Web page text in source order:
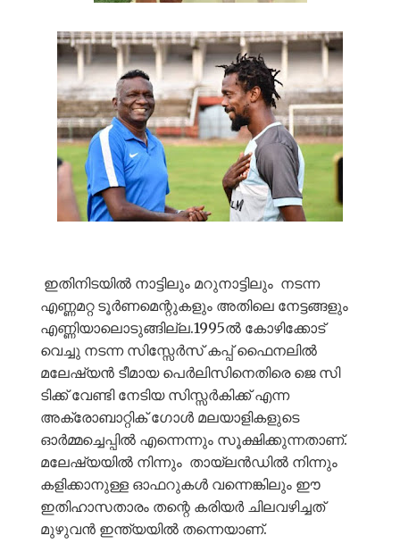
ഇതിനിടയിൽ നാട്ടിലും മറുനാട്ടിലും നടന്ന
എണ്ണമറ്റ ടൂർണമെന്റുകളും അതിലെ നേട്ടങ്ങളും
എണ്ണിയാലൊടുങ്ങില്ല.1995ൽ കോഴിക്കോട്
വെച്ചു നടന്ന സിസ്സേർസ് കപ്പ്‌ ഫൈനലിൽ
മലേഷ്യൻ ടീമായ പെർലിസിനെതിരെ ജെ സി
ടിക്ക് വേണ്ടി നേടിയ സിസ്സർകിക്ക് എന്ന
അക്രോബാറ്റിക് ഗോൾ മലയാളികളുടെ
ഓർമ്മച്ചെപ്പിൽ എന്നെന്നും സൂക്ഷിക്കുന്നതാണ്.
മലേഷ്യയിൽ നിന്നും തായ്‌ലൻഡിൽ നിന്നും
കളിക്കാനുള്ള ഓഫറുകൾ വന്നെങ്കിലും ഈ
ഇതിഹാസതാരം തന്റെ കരിയർ ചിലവഴിച്ചത്
മുഴുവൻ ഇന്ത്യയിൽ തന്നെയാണ്.